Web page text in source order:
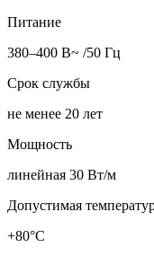
Питание
380–400 В~ /50 Гц
Срок службы
не менее 20 лет
Мощность
линейная 30 Вт/м
Допустимая
+80°С